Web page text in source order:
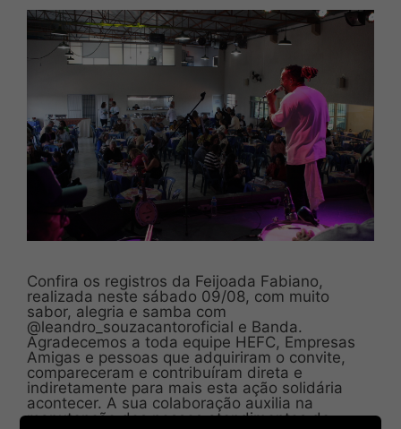
Confira os registros da Feijoada Fabiano,
realizada neste sábado 09/08, com muito
sabor, alegria e samba com
@leandro_souzacantoroficial e Banda.
Agradecemos a toda equipe HEFC, Empresas
Amigas e pessoas que adquiriram o convite,
compareceram e contribuíram direta e
indiretamente para mais esta ação solidária
acontecer. A sua colaboração auxilia na
manutenção dos nossos atendimentos de …